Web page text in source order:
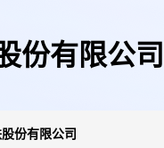
份有限公司
份有限公司